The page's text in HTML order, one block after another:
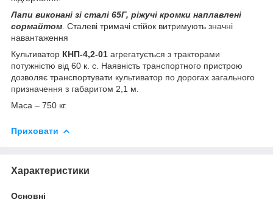
Лапи виконані зі сталі 65Г, ріжучі кромки наплавлені
сормайтом . Сталеві тримачі стійок витримують значні
навантаження
Культиватор КНП-4,2-01 агрегатується з тракторами
потужністю від 60 к. с. Наявність транспортного пристрою
дозволяє транспортувати культиватор по дорогах загального
призначення з габаритом 2,1 м.
Маса – 750 кг.
Приховати
Характеристики
Основні